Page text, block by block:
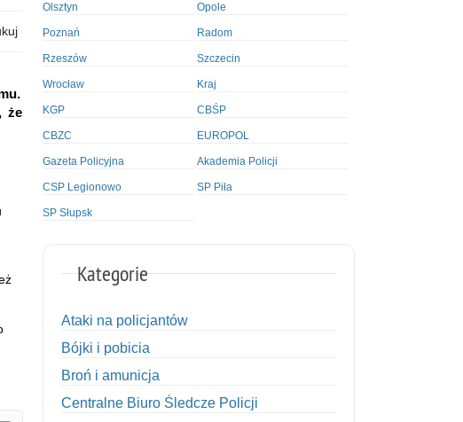
że
Olsztyn Opole
Poznań Radom
Rzeszów Szczecin
Wrocław Kraj
KGP CBŚP
CBZC EUROPOL
Gazeta Policyjna Akademia Policji
CSP Legionowo SP Piła
SP Słupsk
Kategorie
Ataki na policjantów
Bójki i pobicia
Broń i amunicja
Centralne Biuro Śledcze Policji